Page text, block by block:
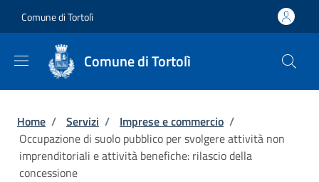
Comune di Tortolì
Comune di Tortolì
Briciole di pane
Home / Servizi / Imprese e commercio /
Occupazione di suolo pubblico per svolgere attività non
imprenditoriali e attività benefiche: rilascio della
concessione